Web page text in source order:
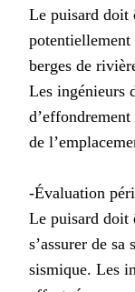
Le puisard doit
potentiellement
berges de
Les ingénieurs
de
-Évaluation
Le puisard doit
s’assurer de
sismique. Les